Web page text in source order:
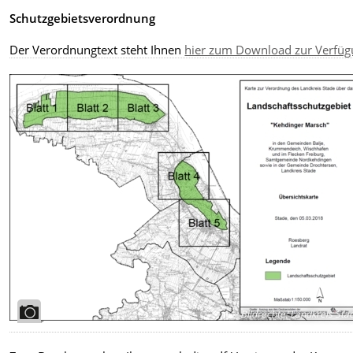
Schutzgebietsverordnung
Der Verordnungtext steht Ihnen hier zum Download zur
Bildrechte:Landkreis